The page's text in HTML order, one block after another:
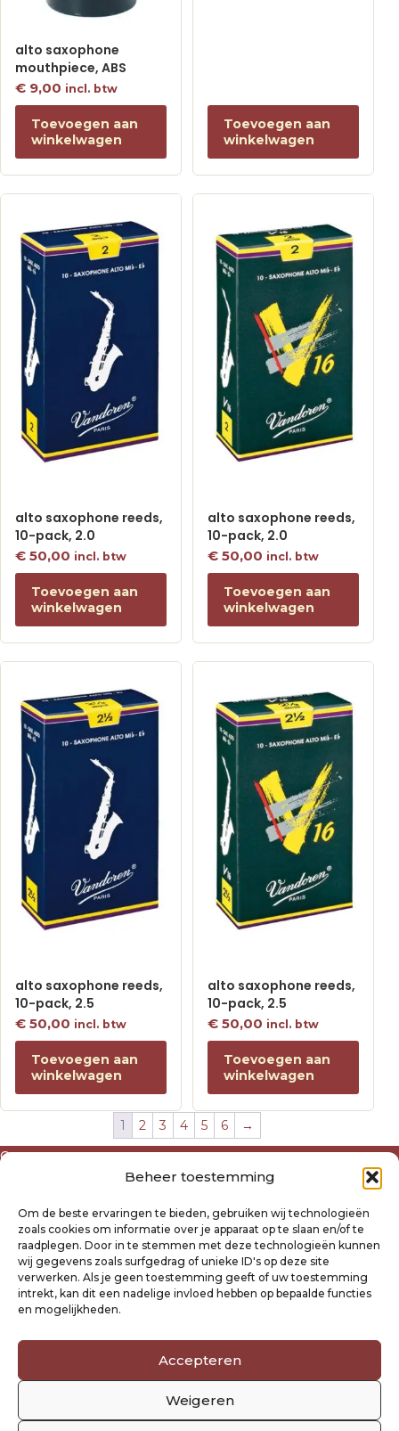
Beheer toestemming
Om de beste ervaringen te bieden, gebruiken wij technologieën
zoals cookies om informatie over je apparaat op te slaan en/of te
raadplegen. Door in te stemmen met deze technologieën kunnen
wij gegevens zoals surfgedrag of unieke ID's op deze site
verwerken. Als je geen toestemming geeft of uw toestemming
intrekt, kan dit een nadelige invloed hebben op bepaalde functies
en mogelijkheden.
Accepteren
Weigeren
alto saxophone
mouthpiece, ABS
€ 9,00 incl. btw
Toevoegen aan
winkelwagen
Toevoegen aan
winkelwagen
alto saxophone reeds,
10-pack, 2.0
€ 50,00 incl. btw
Toevoegen aan
winkelwagen
alto saxophone reeds,
10-pack, 2.0
€ 50,00 incl. btw
Toevoegen aan
winkelwagen
alto saxophone reeds,
10-pack, 2.5
€ 50,00 incl. btw
Toevoegen aan
winkelwagen
alto saxophone reeds,
10-pack, 2.5
€ 50,00 incl. btw
Toevoegen aan
winkelwagen
1 2 3 4 5 6
→
Over ons
Algemene voorwaarden
Privacyverklaring Raysland
Cookiebeleid
Mijn account
Klantenservice
Verzending- en retourbeleid
Volg ons